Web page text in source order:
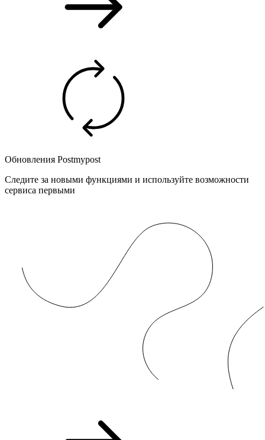
Обновления Postmypost
Следите за новыми функциями и используйте возможности
сервиса первыми